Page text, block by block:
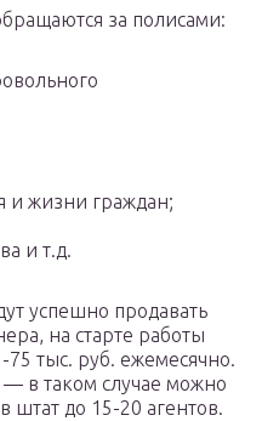
за полисами:
и жизни граждан;
и т.д.
успешно продавать
на старте работы
75 тыс. руб. ежемесячно.
— в таком случае можно
штат до 15-20 агентов.